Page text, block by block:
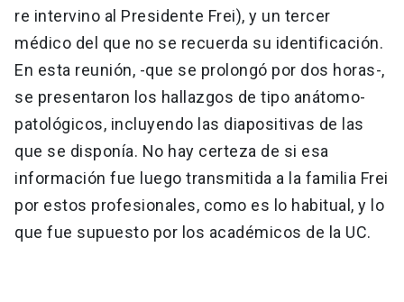
re intervino al Presidente Frei), y un tercer
médico del que no se recuerda su identificación.
En esta reunión, -que se prolongó por dos horas-,
se presentaron los hallazgos de tipo anátomo-
patológicos, incluyendo las diapositivas de las
que se disponía. No hay certeza de si esa
información fue luego transmitida a la familia Frei
por estos profesionales, como es lo habitual, y lo
que fue supuesto por los académicos de la UC.